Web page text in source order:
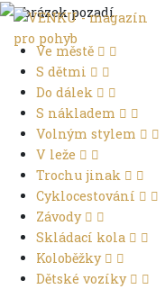
Ve městě
S dětmi
Do dálek
S nákladem
Volným stylem
V leže
Trochu jinak
Cyklocestování
Závody
Skládací kola
Koloběžky
Dětské vozíky